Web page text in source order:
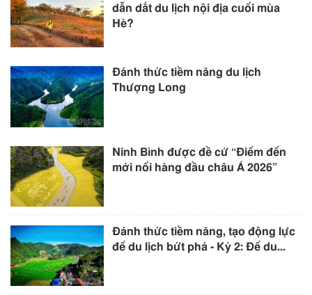
dẫn dắt du lịch nội địa cuối mùa
Hè?
Đánh thức tiềm năng du lịch
Thượng Long
Ninh Bình được đề cử “Điểm đến
mới nổi hàng đầu châu Á 2026”
Đánh thức tiềm năng, tạo động lực
để du lịch bứt phá - Kỳ 2: Để du...